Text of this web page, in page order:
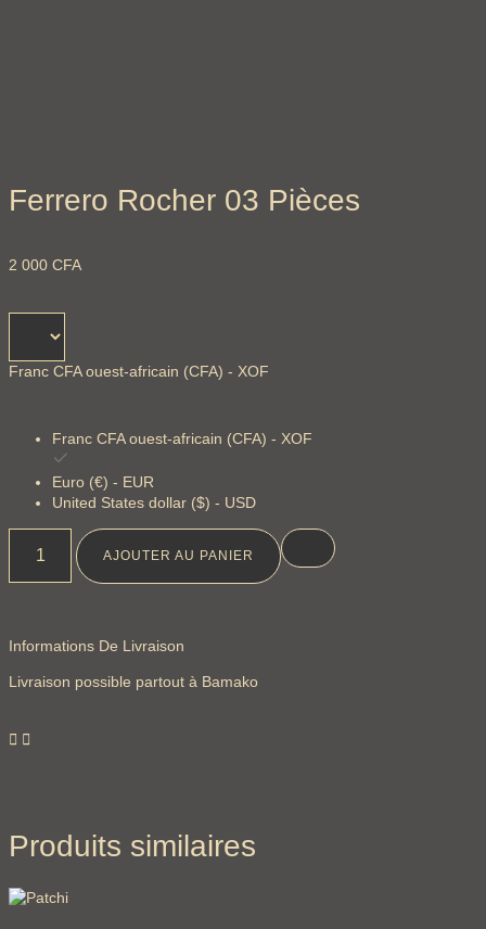
Ferrero Rocher 03 Pièces
2 000 CFA
Franc CFA ouest-africain (CFA) - XOF
Franc CFA ouest-africain (CFA) - XOF
Euro (€) - EUR
United States dollar ($) - USD
AJOUTER AU PANIER
Informations De Livraison
Livraison possible partout à Bamako
Produits similaires